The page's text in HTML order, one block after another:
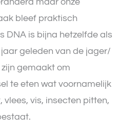
bleef praktisch
DNA is bijna hetzelfde als
jaar geleden van de jager/
gemaakt om
te eten wat voornamelijk
vlees, vis, insecten pitten,